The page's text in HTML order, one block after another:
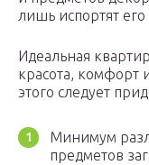
лишь испортят его
Идеальная
красота, комфорт
этого следует
Минимум
предметов